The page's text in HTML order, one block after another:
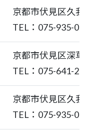
京都市伏見区久
TEL：075-935-
京都市伏見区深
TEL：075-641-
京都市伏見区久
TEL：075-935-